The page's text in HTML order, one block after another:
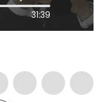
31:39